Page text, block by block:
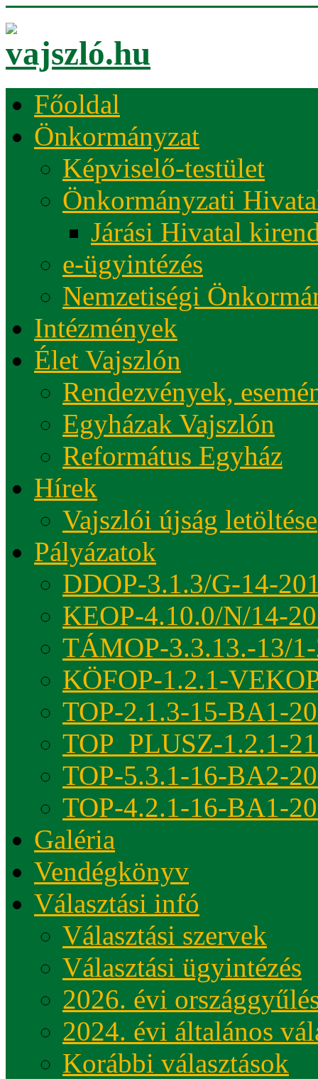
Főoldal
Önkormányzat
Képviselő-testület
Önkormányzati
Járási Hivatal
e-ügyintézés
Nemzetiségi
Intézmények
Élet Vajszlón
Rendezvények,
Egyházak Vajszlón
Református Egyház
Hírek
Vajszlói újság letöltése
Pályázatok
DDOP-3.1.3/G-14-
KEOP-4.10.0/N/14-
TÁMOP-3.3.13.-13/
KÖFOP-1.2.1-
TOP-2.1.3-15-BA1-
TOP_PLUSZ-1.2.1-
TOP-5.3.1-16-BA2-
TOP-4.2.1-16-BA1-
Galéria
Vendégkönyv
Választási infó
Választási szervek
Választási ügyintézés
2026. évi
2024. évi általános
Korábbi választások